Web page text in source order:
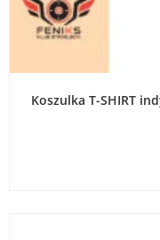
Koszulka T-SHIRT